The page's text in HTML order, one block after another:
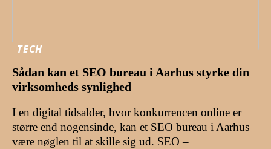
TECH
Sådan kan et SEO bureau i Aarhus styrke din
virksomheds synlighed
I en digital tidsalder, hvor konkurrencen online er
større end nogensinde, kan et SEO bureau i Aarhus
være nøglen til at skille sig ud. SEO –